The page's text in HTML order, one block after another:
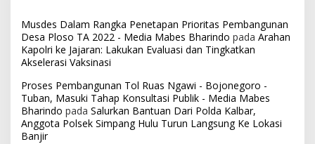
Musdes Dalam Rangka Penetapan Prioritas Pembangunan
Desa Ploso TA 2022 - Media Mabes Bharindo pada Arahan
Kapolri ke Jajaran: Lakukan Evaluasi dan Tingkatkan
Akselerasi Vaksinasi
Proses Pembangunan Tol Ruas Ngawi - Bojonegoro -
Tuban, Masuki Tahap Konsultasi Publik - Media Mabes
Bharindo pada Salurkan Bantuan Dari Polda Kalbar,
Anggota Polsek Simpang Hulu Turun Langsung Ke Lokasi
Banjir